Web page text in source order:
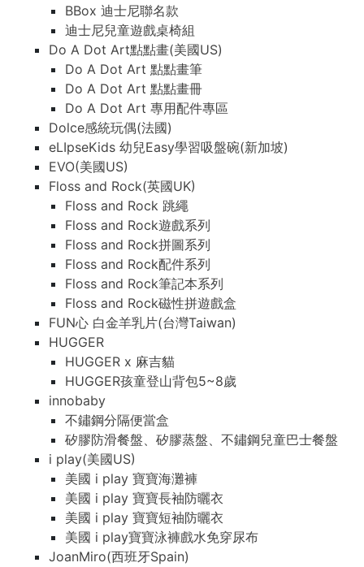
BBox 迪士尼聯名款
迪士尼兒童遊戲桌椅組
Do A Dot Art點點畫(美國US)
Do A Dot Art 點點畫筆
Do A Dot Art 點點畫冊
Do A Dot Art 專用配件專區
Dolce感統玩偶(法國)
eLIpseKids 幼兒Easy學習吸盤碗(新加坡)
EVO(美國US)
Floss and Rock(英國UK)
Floss and Rock 跳繩
Floss and Rock遊戲系列
Floss and Rock拼圖系列
Floss and Rock配件系列
Floss and Rock筆記本系列
Floss and Rock磁性拼遊戲盒
FUN心 白金羊乳片(台灣Taiwan)
HUGGER
HUGGER x 麻吉貓
HUGGER孩童登山背包5~8歲
innobaby
不鏽鋼分隔便當盒
矽膠防滑餐盤、矽膠蒸盤、不鏽鋼兒童巴士餐盤
i play(美國US)
美國 i play 寶寶海灘褲
美國 i play 寶寶長袖防曬衣
美國 i play 寶寶短袖防曬衣
美國 i play寶寶泳褲戲水免穿尿布
JoanMiro(西班牙Spain)